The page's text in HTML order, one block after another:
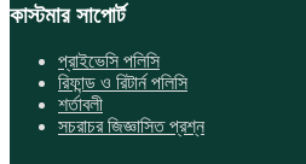
কাস্টমার সাপোর্ট
প্রাইভেসি পলিসি
রিফান্ড ও রিটার্ন পলিসি
শর্তাবলী
সচরাচর জিজ্ঞাসিত প্রশ্ন